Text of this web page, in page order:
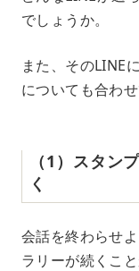
でしょうか。
また、そのLINE
についても合わせ
（1）スタン
く
会話を終わらせ
ラリーが続くこ